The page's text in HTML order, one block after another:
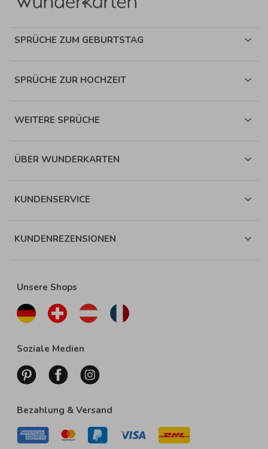
SPRÜCHE ZUM GEBURTSTAG
SPRÜCHE ZUR HOCHZEIT
WEITERE SPRÜCHE
ÜBER WUNDERKARTEN
KUNDENSERVICE
KUNDENREZENSIONEN
Unsere Shops
Soziale Medien
Bezahlung & Versand